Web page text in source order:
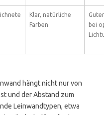
Klar, natürliche
Farben
bei
hängt nicht nur von
und der Abstand zum
Leinwandtypen, etwa